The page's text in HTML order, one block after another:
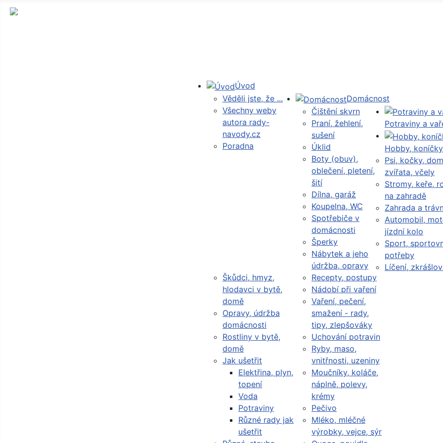
Úvod
Věděli jste, že ...
Všechny weby
autora rady-
navody.cz
Poradna
Domácnost
Čištění skvrn
Praní, žehlení,
sušení
Úklid
Boty (obuv),
oblečení, pletení,
šití
Dílna, garáž
Koupelna, WC
Spotřebiče v
domácnosti
Šperky
Nábytek a jeho
údržba, opravy
Škůdci, hmyz,
hlodavci v bytě,
domě
Opravy, údržba
domácnosti
Rostliny v bytě,
domě
Jak ušetřit
Elektřina, plyn,
topení
Voda
Potraviny
Různé rady jak
ušetřit
Potraviny a
Recepty, postupy
Nádobí při vaření
Vaření, pečení,
smažení - rady,
tipy, zlepšováky
Uchování potravin
Ryby, maso,
vnitřnosti, uzeniny
Moučníky, koláče,
náplně, polevy,
krémy
Pečivo
Mléko, mléčné
výrobky, vejce, sýr
Hobby, koníčky
Psi, kočky,
zvířata, včely
Stromy, keře,
na zahradě
Zahrada a
Automobil,
jízdní kolo
Sport,
potřeby
Líčení,